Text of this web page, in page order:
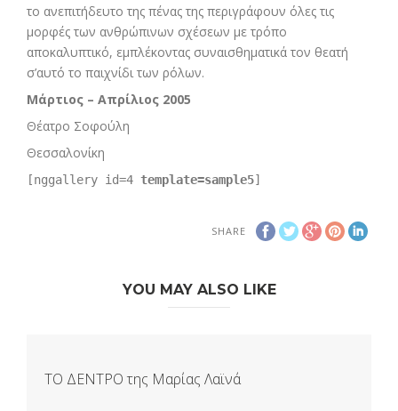
το ανεπιτήδευτο της πένας της περιγράφουν όλες τις
μορφές των ανθρώπινων σχέσεων με τρόπο
αποκαλυπτικό, εμπλέκοντας συναισθηματικά τον θεατή
σ’αυτό το παιχνίδι των ρόλων.
Μάρτιος – Απρίλιος 2005
Θέατρο Σοφούλη
Θεσσαλονίκη
[nggallery id=4template=sample5]
SHARE
YOU MAY ALSO LIKE
ΤΟ ΔΕΝΤΡΟ της Μαρίας Λαϊνά